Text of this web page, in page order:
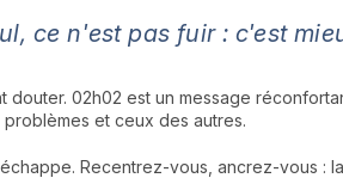
ce n'est pas fuir : c'est
02h02 est un message
et ceux des autres.
Recentrez-vous, ancrez-vous :